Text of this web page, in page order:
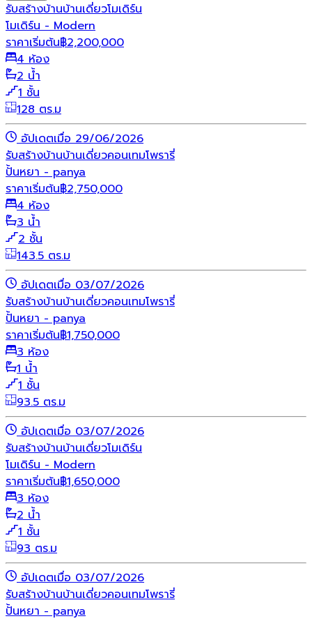
รับสร้างบ้านบ้านเดี่ยวโมเดิร์น
โมเดิร์น - Modern
ราคาเริ่มต้น฿2,200,000
4 ห้อง
2 น้ำ
1 ชั้น
128 ตร.ม
อัปเดตเมื่อ 29/06/2026
รับสร้างบ้านบ้านเดี่ยวคอนเทมโพรารี่
ปั้นหยา - panya
ราคาเริ่มต้น฿2,750,000
4 ห้อง
3 น้ำ
2 ชั้น
143.5 ตร.ม
อัปเดตเมื่อ 03/07/2026
รับสร้างบ้านบ้านเดี่ยวคอนเทมโพรารี่
ปั้นหยา - panya
ราคาเริ่มต้น฿1,750,000
3 ห้อง
1 น้ำ
1 ชั้น
93.5 ตร.ม
อัปเดตเมื่อ 03/07/2026
รับสร้างบ้านบ้านเดี่ยวโมเดิร์น
โมเดิร์น - Modern
ราคาเริ่มต้น฿1,650,000
3 ห้อง
2 น้ำ
1 ชั้น
93 ตร.ม
อัปเดตเมื่อ 03/07/2026
รับสร้างบ้านบ้านเดี่ยวคอนเทมโพรารี่
ปั้นหยา - panya